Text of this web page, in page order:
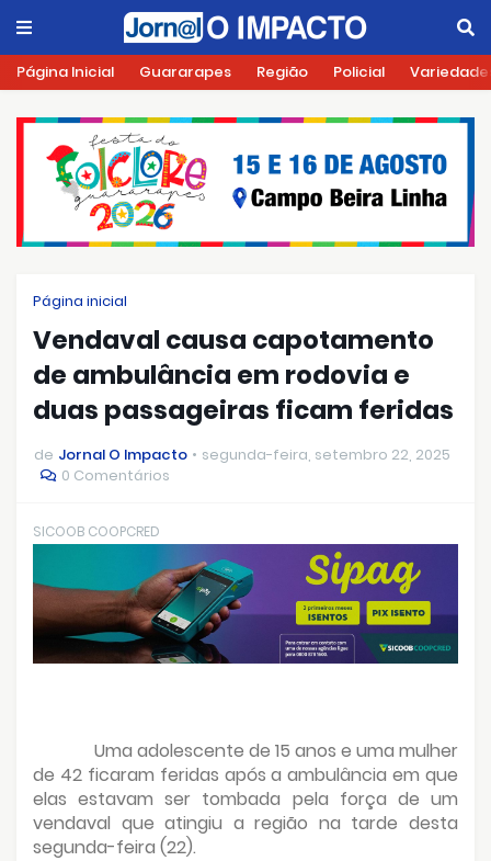
Página Inicial Guararapes Região Policial
Página inicial
Vendaval causa capotamento
de ambulância em rodovia e
duas passageiras ficam feridas
de Jornal O Impacto
segunda-feira, setembro 22, 2025
0 Comentários
SICOOB COOPCRED
Uma adolescente de 15 anos e uma mulher
de 42 ficaram feridas após a ambulância em que
elas estavam ser tombada pela força de um
vendaval que atingiu a região na tarde desta
segunda-feira (22).